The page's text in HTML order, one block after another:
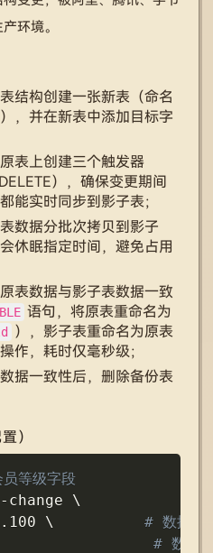
环境。
结构创建一张新表（命名
），并在新表中添加目标字
表上创建三个触发器
），确保变更期间
能实时同步到影子表；
数据分批次拷贝到影子
休眠指定时间，避免占用
表数据与影子表数据一致
语句，将原表重命名为
），影子表重命名为原表
作，耗时仅毫秒级；
据一致性后，删除备份表
）
等级字段
\
\
# 数据库
# 数据